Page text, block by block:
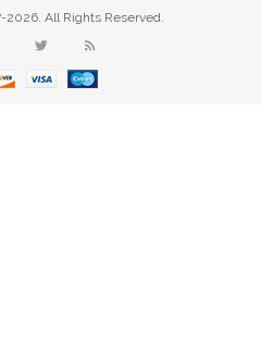
2026. All Rights Reserved.